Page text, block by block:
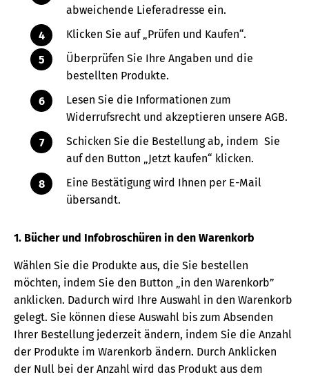
abweichende Lieferadresse ein.
Klicken Sie auf „Prüfen und Kaufen“.
Überprüfen Sie Ihre Angaben und die
bestellten Produkte.
Lesen Sie die Informationen zum
Widerrufsrecht und akzeptieren unsere AGB.
Schicken Sie die Bestellung ab, indem Sie
auf den Button „Jetzt kaufen“ klicken.
Eine Bestätigung wird Ihnen per E-Mail
übersandt.
1. Bücher und Infobroschüren in den Warenkorb
Wählen Sie die Produkte aus, die Sie bestellen
möchten, indem Sie den Button „in den Warenkorb”
anklicken. Dadurch wird Ihre Auswahl in den Warenkorb
gelegt. Sie können diese Auswahl bis zum Absenden
Ihrer Bestellung jederzeit ändern, indem Sie die Anzahl
der Produkte im Warenkorb ändern. Durch Anklicken
der Null bei der Anzahl wird das Produkt aus dem